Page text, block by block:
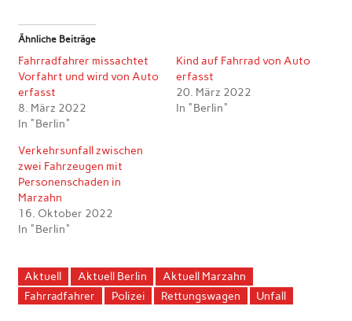
Ähnliche Beiträge
Fahrradfahrer missachtet
Vorfahrt und wird von Auto
erfasst
8. März 2022
In "Berlin"
Kind auf Fahrrad von Auto
erfasst
20. März 2022
In "Berlin"
Verkehrsunfall zwischen
zwei Fahrzeugen mit
Personenschaden in
Marzahn
16. Oktober 2022
In "Berlin"
Aktuell Aktuell Berlin
Aktuell Marzahn
Fahrradfahrer
Polizei Rettungswagen Unfall